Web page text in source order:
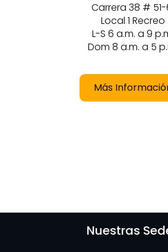
Carrera 38 # 51-
Local 1 Recreo
L-S 6 a.m. a 9
Dom 8 a.m. a 5
Más
Nuestras